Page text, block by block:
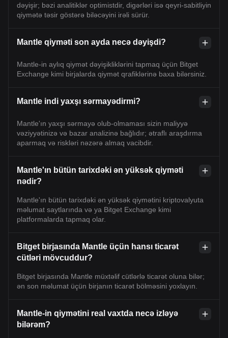
dəyişir; bəzi analitiklər optimistdir, digərləri isə qeyri-sabitliyin
qiymətə təsir göstərə biləcəyini irəli sürür.
Mantle qiyməti son ayda necə dəyişdi?
Mantle-in aylıq qiymət dəyişikliklərini tapmaq üçün Bitget
Exchange kimi birjalarda qiymət qrafiklərinə baxa bilərsiniz.
Mantle indi yaxşı sərmayədirmi?
Mantle'ın yaxşı sərmayə olub-olmaması sizin maliyyə
vəziyyətinizə və bazar analizinə bağlıdır; ətraflı araşdırma
aparmaq və riskləri nəzərə almaq vacibdir.
Mantle'ın bütün tarixdəki ən yüksək qiyməti
nədir?
Mantle'ın bütün tarixdəki ən yüksək qiymətini kriptovalyuta
məlumat saytlarında və ya Bitget Exchange kimi
platformalarda tapmaq olar.
Bitget birjasında Mantle üçün hansı ticarət
cütləri mövcuddur?
Bitget birjasında Mantle müxtəlif cütlərlə ticarət oluna bilər;
ən son məlumat üçün birjanın ticarət bölməsini yoxlayın.
Mantle-in qiymətini real vaxtda necə izləyə
bilərəm?